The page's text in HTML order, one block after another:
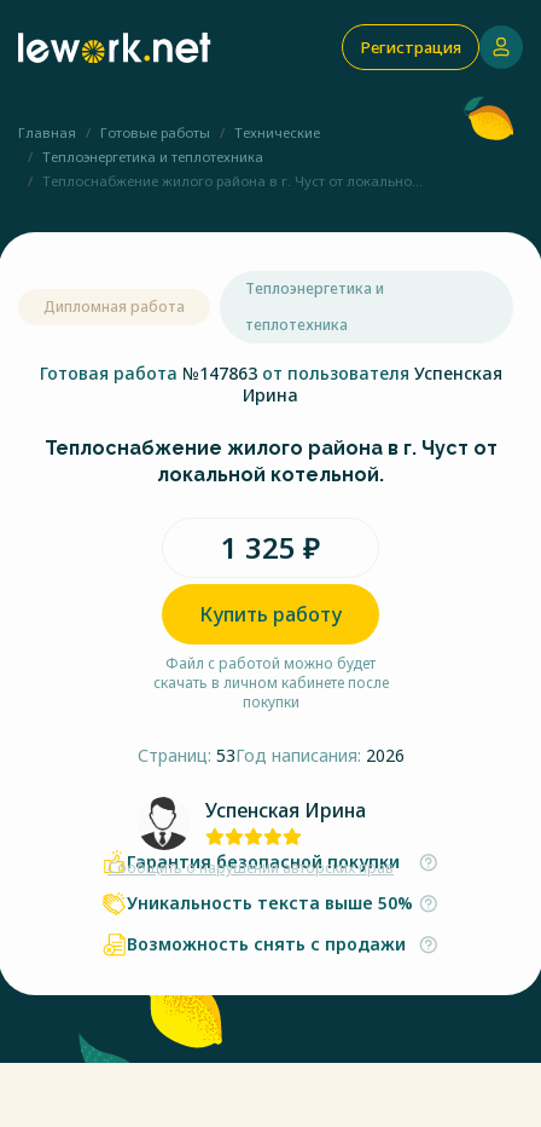
Регистрация
Главная Готовые работы
Технические
Теплоэнергетика и теплотехника
Теплоснабжение жилого района в г. Чуст от локально...
Дипломная работа
Теплоэнергетика и
теплотехника
Готовая работа №147863 от пользователя Успенская
Ирина
Теплоснабжение жилого района в г. Чуст от
локальной котельной.
1 325 ₽
Купить работу
Файл с работой можно будет
скачать в личном кабинете после
покупки
Страниц: 53Год написания: 2026
Успенская Ирина
Сообщить о нарушении авторских прав
Гарантия безопасной покупки
Уникальность текста выше 50%
Возможность снять с продажи